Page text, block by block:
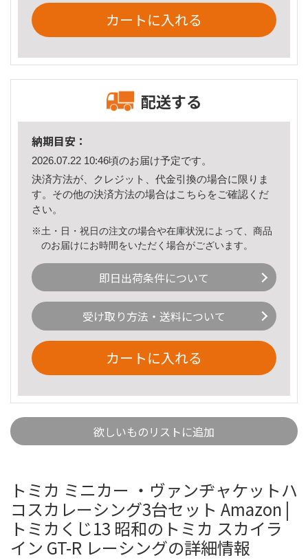
カートに入れる
配送する
納期目安：
2026.07.22 10:46頃のお届け予定です。
決済方法が、クレジット、代金引換の場合に限りま
す。その他の決済方法の場合はこちら をご確認くだ
さい。
※土・日・祝日の注文の場合や在庫状況によって、商品
のお届けにお時間をいただく場合がございます。
即日出荷条件について
受け取り方法・送料について
カートに入れる
欲しいものリストに追加
トミカ ミニカー ・ヴァンヂャケットハ
コスカレーシング3台セット Amazon |
トミカくじ13 昭和のトミカ スカイラ
イン GT-R レーシングの詳細情報